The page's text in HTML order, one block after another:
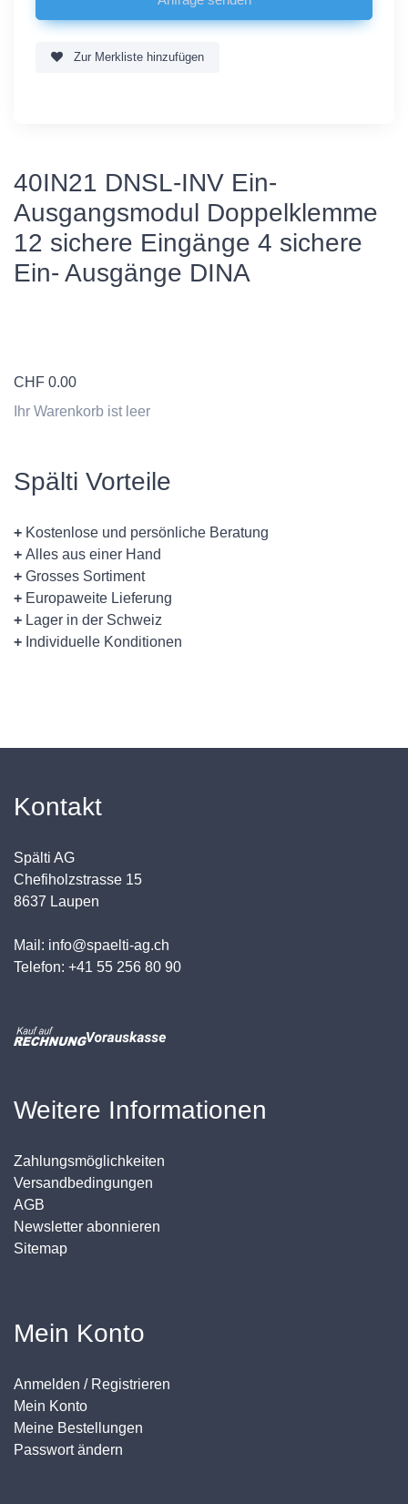
Zur Merkliste hinzufügen
40IN21 DNSL-INV Ein-
Ausgangsmodul Doppelklemme
12 sichere Eingänge 4 sichere
Ein- Ausgänge DINA
CHF 0.00
Ihr Warenkorb ist leer
Spälti Vorteile
+ Kostenlose und persönliche Beratung
+ Alles aus einer Hand
+ Grosses Sortiment
+ Europaweite Lieferung
+ Lager in der Schweiz
+ Individuelle Konditionen
Kontakt
Spälti AG
Chefiholzstrasse 15
8637 Laupen
Mail: info@spaelti-ag.ch
Telefon: +41 55 256 80 90
Weitere Informationen
Zahlungsmöglichkeiten
Versandbedingungen
AGB
Newsletter abonnieren
Sitemap
Mein Konto
Anmelden / Registrieren
Mein Konto
Meine Bestellungen
Passwort ändern